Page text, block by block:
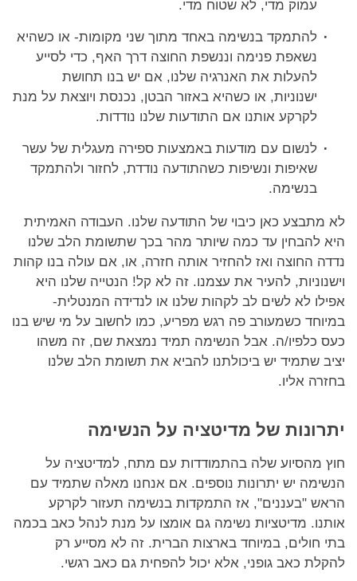
עמוק מדי, לא שטוח מדי.
להתמקד בנשימה באחד מתוך שני מקומות- או כשהיא
נשאפת פנימה וננשפת החוצה דרך האף, כדי לסייע
להעלות את האנרגיה שלנו, אם יש בנו תחושת
ישנוניות, או כשהיא באזור הבטן, נכנסת ויוצאת על מנת
לקרקע אותנו אם התודעות שלנו נודדות.
לנשום עם מודעות באמצעות ספירה מעגלית של עשר
שאיפות ונשיפות כשהתודעה נודדת, לחזור ולהתמקד
בנשימה.
לא מתבצע כאן כיבוי של התודעה שלנו. העבודה האמיתית
היא להבחין עד כמה שיותר מהר בכך שתשומת הלב שלנו
נדדה החוצה ואז להחזיר אותה חזרה, או, אם עולה בנו קהות
וישנוניות, להעיר את עצמנו. זה לא קל! הנטייה שלנו היא
אפילו לא לשים לב לקהות שלנו או לנדידה המנטלית-
במיוחד כשמעורב פה רגש מפריע, כמו לחשוב על מי שיש בנו
כעס כלפיו/ה. אבל הנשימה תמיד נמצאת שם, זה משהו
יציב שתמיד יש ביכולתנו להביא את תשומת הלב שלנו
בחזרה אליו.
יתרונות של מדיטציה על הנשימה
חוץ מהסיוע שלה בהתמודדות עם מתח, למדיטציה על
הנשימה יש יתרונות נוספים. אם אנחנו מאלה שתמיד עם
הראש "בעננים", אז התמקדות בנשימה תעזור לקרקע
אותנו. מדיטציות נשימה גם אומצו על מנת לנהל כאב בכמה
בתי חולים, במיוחד בארצות הברית. זה לא מסייע רק
להקלת כאב גופני, אלא יכול להפחית גם כאב רגשי.